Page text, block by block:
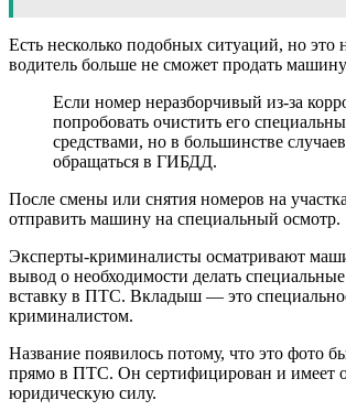
Есть несколько подобных ситуаций, но это
водитель больше не сможет продать
Если номер неразборчивый из-за
попробовать очистить его
средствами, но в большинстве
обращаться в ГИБДД.
После смены или снятия номеров на
отправить машину на специальный осмотр.
Эксперты-криминалисты осматривают
вывод о необходимости делать
вставку в ПТС. Вкладыш — это
криминалистом.
Название появилось потому, что это фото
прямо в ПТС. Он сертифицирован и имеет
юридическую силу.